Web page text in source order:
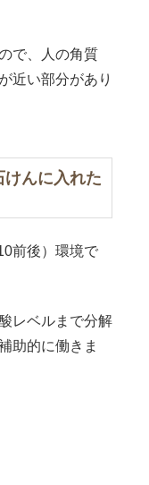
で、人の角質
近い部分があり
けんに入れた
前後）環境で
レベルまで分解
助的に働きま